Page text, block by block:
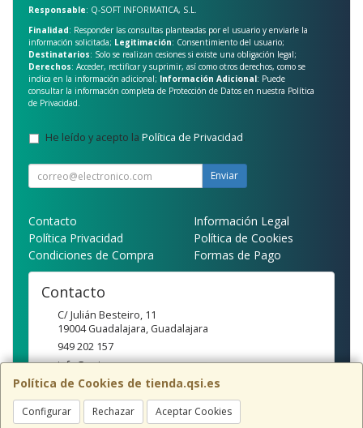
Política de Cookies de tienda.qsi.es
Configurar Rechazar Aceptar Cookies
Responsable: Q-SOFT INFORMATICA, S.L.
Finalidad: Responder las consultas planteadas por el usuario y enviarle la
información solicitada; Legitimación: Consentimiento del usuario;
Destinatarios: Solo se realizan cesiones si existe una obligación legal;
Derechos: Acceder, rectificar y suprimir, así como otros derechos, como se
indica en la información adicional; Información Adicional: Puede
consultar la información completa de Protección de Datos en nuestra Política
de Privacidad.
He leído y acepto la Política de Privacidad.
Enviar
Contacto
Información Legal
Política Privacidad
Política de Cookies
Condiciones de Compra
Formas de Pago
Contacto
C/ Julián Besteiro, 11
19004 Guadalajara, Guadalajara
949 202 157
info@qsi.es
Horario